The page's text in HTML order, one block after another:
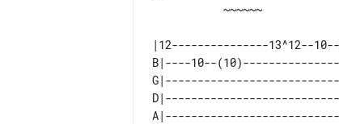
|12---------------13^12--
B|----10--
G|----------------------------